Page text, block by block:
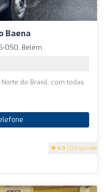
Baena
4.9 (129 opiniões)
050, Belém
do Brasil, com todas